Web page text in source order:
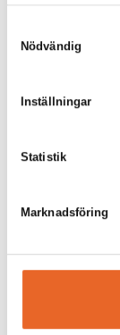
Nödvändig
Inställningar
Statistik
Marknadsföring